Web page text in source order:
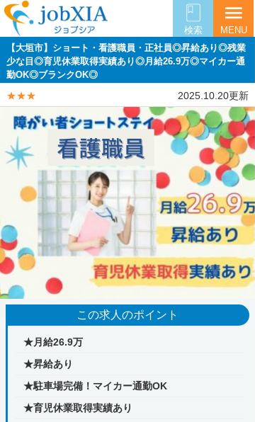
検索
menu
MENU
【大垣市】ショート・看護職員・正社員◎昇給あり◎残業
少な目◎育児休業取得実績あり◎月給26.9万◎マイカー通
勤OK◎ブランクOK◎
★★★ 2025.10.20更新
この求人のポイント
★月給26.9万
★昇給あり
★駐車場完備！マイカー通勤OK
★育児休業取得実績あり